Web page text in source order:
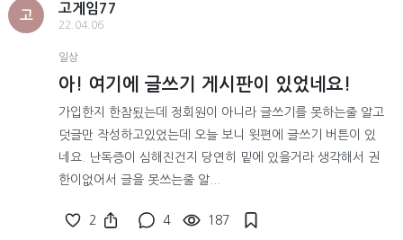
고
고게임77
22.04.06
일상
아! 여기에 글쓰기 게시판이 있었네요!
가입한지 한참됬는데 정회원이 아니라 글쓰기를 못하는줄 알고
덧글만 작성하고있었는데 오늘 보니 윗편에 글쓰기 버튼이 있
네요. 난독증이 심해진건지 당연히 밑에 있을거라 생각해서 권
한이없어서 글을 못쓰는줄 알...
2 4 187